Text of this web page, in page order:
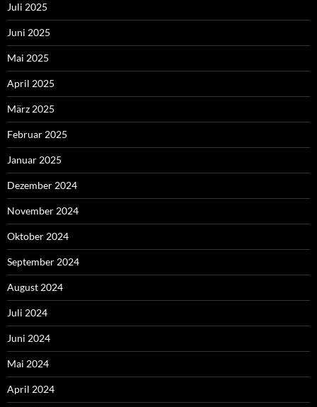
Juli 2025
Juni 2025
Mai 2025
April 2025
März 2025
Februar 2025
Januar 2025
Dezember 2024
November 2024
Oktober 2024
September 2024
August 2024
Juli 2024
Juni 2024
Mai 2024
April 2024